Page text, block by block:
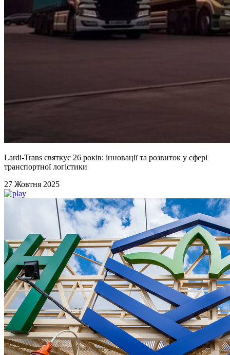
Lardi-Trans святкує 26 років: інновації та розвиток у сфері
транспортної логістики
27 Жовтня 2025